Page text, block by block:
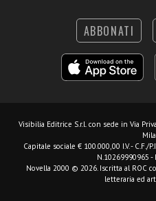
ABBONATI
Visibilia Editrice S.r.l. con sede in Via
Capitale sociale € 100.000,00 I.V. - C.F./
N.10269990965 -
Novella 2000 © 2026. Iscritta al ROC
letteraria ed